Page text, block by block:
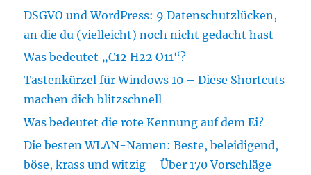
DSGVO und WordPress: 9 Datenschutzlücken,
an die du (vielleicht) noch nicht gedacht hast
Was bedeutet „C12 H22 O11“?
Tastenkürzel für Windows 10 – Diese Shortcuts
machen dich blitzschnell
Was bedeutet die rote Kennung auf dem Ei?
Die besten WLAN-Namen: Beste, beleidigend,
böse, krass und witzig – Über 170 Vorschläge